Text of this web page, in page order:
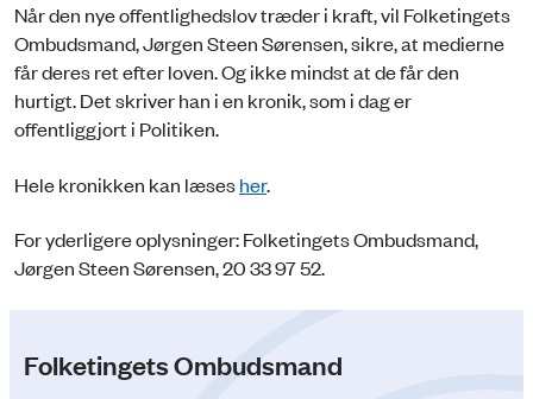
Når den nye offentlighedslov træder i kraft, vil Folketingets
Ombudsmand, Jørgen Steen Sørensen, sikre, at medierne
får deres ret efter loven. Og ikke mindst at de får den
hurtigt. Det skriver han i en kronik, som i dag er
offentliggjort i Politiken.
Hele kronikken kan læsesher.
For yderligere oplysninger: Folketingets Ombudsmand,
Jørgen Steen Sørensen, 20 33 97 52.
Folketingets Ombudsmand